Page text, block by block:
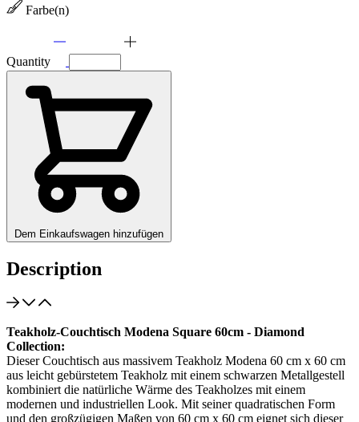
Farbe(n)
Quantity
Dem Einkaufswagen hinzufügen
Description
Teakholz-Couchtisch Modena Square 60cm - Diamond
Collection:
Dieser Couchtisch aus massivem Teakholz Modena 60 cm x 60 cm
aus leicht gebürstetem Teakholz mit einem schwarzen Metallgestell
kombiniert die natürliche Wärme des Teakholzes mit einem
modernen und industriellen Look. Mit seiner quadratischen Form
und den großzügigen Maßen von 60 cm x 60 cm eignet sich dieser